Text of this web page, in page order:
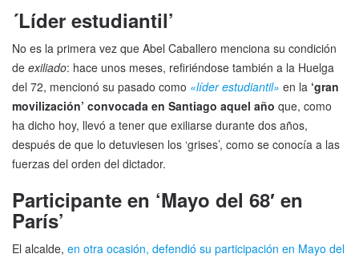
´Líder estudiantil’
No es la primera vez que Abel Caballero menciona su condición
de exiliado: hace unos meses, refiriéndose también a la Huelga
del 72, mencionó su pasado como «líder estudiantil» en la ‘gran
movilización’ convocada en Santiago aquel año que, como
ha dicho hoy, llevó a tener que exiliarse durante dos años,
después de que lo detuviesen los ‘grises’, como se conocía a las
fuerzas del orden del dictador.
Participante en ‘Mayo del 68′ en
París’
El alcalde, en otra ocasión, defendió su participación en Mayo del